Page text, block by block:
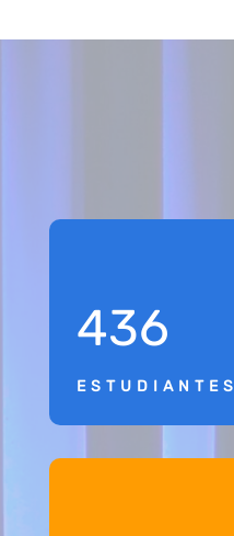
436
ESTUDIANTES